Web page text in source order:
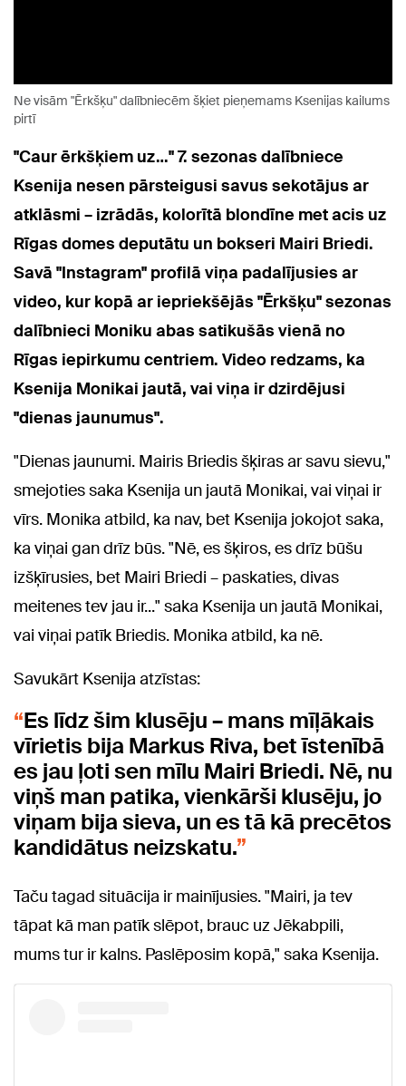
Ne visām "Ērkšķu" dalībniecēm šķiet pieņemams Ksenijas kailums
pirtī
"Caur ērkšķiem uz…" 7. sezonas dalībniece
Ksenija nesen pārsteigusi savus sekotājus ar
atklāsmi – izrādās, kolorītā blondīne met acis uz
Rīgas domes deputātu un bokseri Mairi Briedi.
Savā "Instagram" profilā viņa padalījusies ar
video, kur kopā ar iepriekšējās "Ērkšķu" sezonas
dalībnieci Moniku abas satikušās vienā no
Rīgas iepirkumu centriem. Video redzams, ka
Ksenija Monikai jautā, vai viņa ir dzirdējusi
"dienas jaunumus".
"Dienas jaunumi. Mairis Briedis šķiras ar savu sievu,"
smejoties saka Ksenija un jautā Monikai, vai viņai ir
vīrs. Monika atbild, ka nav, bet Ksenija jokojot saka,
ka viņai gan drīz būs. "Nē, es šķiros, es drīz būšu
izšķīrusies, bet Mairi Briedi – paskaties, divas
meitenes tev jau ir..." saka Ksenija un jautā Monikai,
vai viņai patīk Briedis. Monika atbild, ka nē.
Savukārt Ksenija atzīstas:
Es līdz šim klusēju – mans mīļākais
vīrietis bija Markus Riva, bet īstenībā
es jau ļoti sen mīlu Mairi Briedi. Nē, nu
viņš man patika, vienkārši klusēju, jo
viņam bija sieva, un es tā kā precētos
kandidātus neizskatu.
Taču tagad situācija ir mainījusies. "Mairi, ja tev
tāpat kā man patīk slēpot, brauc uz Jēkabpili,
mums tur ir kalns. Paslēposim kopā," saka Ksenija.